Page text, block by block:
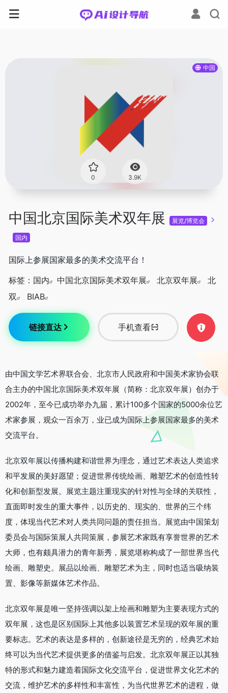
中国
0 3.9K
中国北京国际美术双年展 展览/博览会
国内
国际上参展国家最多的美术交流平台！
标签： 国内 中国北京国际美术双年展 北京双年展
北
双
BIAB
链接直达 手机查看
由中国文学艺术界联合会、北京市人民政府和中国美术家协会联
合主办的中国北京国际美术双年展（简称：北京双年展）创办于
2002年，至今已成功举办九届，累计100多个国家的5000余位艺
术家参展，观众一百余万，业已成为国际上参展国家最多的美术
交流平台。
北京双年展以传播构建和谐世界为理念，通过艺术表达人类追求
和平发展的美好愿望；促进世界传统绘画、雕塑艺术的创造性转
化和创新型发展。展览主题注重现实的针对性与全球的关联性，
直面即时发生的重大事件，以历史的、现实的、世界的三个纬
度，体现当代艺术对人类共同问题的责任担当。展览由中国策划
委员会与国际策展人共同策展，参展艺术家既有享誉世界的艺术
大师，也有颇具潜力的青年新秀，展览堪称构成了一部世界当代
绘画、雕塑史。展品以绘画、雕塑艺术为主，同时也适当吸纳装
置、影像等新媒体艺术作品。
北京双年展是唯一坚持强调以架上绘画和雕塑为主要表现方式的
双年展，这也是区别国际上其他多以装置艺术呈现的双年展的重
要标志。艺术的表达是多样的，创新途径是无穷的，经典艺术始
终可以为当代艺术提供更多的借鉴与启发。北京双年展正以其独
特的形式和魅力建造着国际文化交流平台，促进世界文化艺术的
交流，维护艺术的多样性和丰富性，为当代世界艺术的进程，做